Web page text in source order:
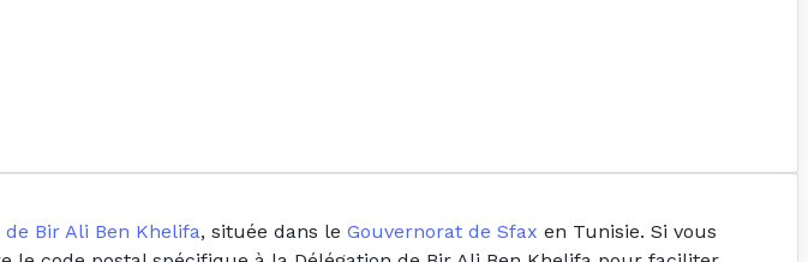
de Bir Ali Ben Khelifa, située dans le Gouvernorat de Sfax en Tunisie. Si vous